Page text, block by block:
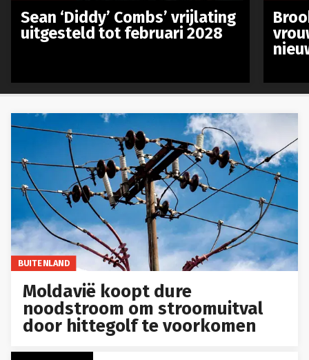
BUITENLAND
Moldavië koopt dure
noodstroom om stroomuitval
door hittegolf te voorkomen
Sean ‘Diddy’ Combs’ vrijlating
uitgesteld tot februari 2028